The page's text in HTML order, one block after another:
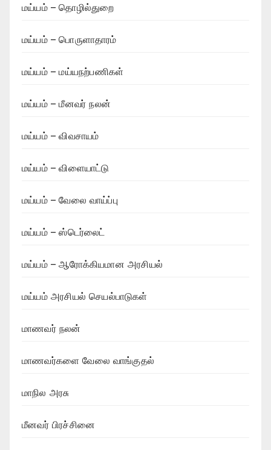
மய்யம் – தொழில்துறை
மய்யம் – பொருளாதாரம்
மய்யம் – மய்யநற்பணிகள்
மய்யம் – மீனவர் நலன்
மய்யம் – விவசாயம்
மய்யம் – விளையாட்டு
மய்யம் – வேலை வாய்ப்பு
மய்யம் – ஸ்டெர்லைட்
மய்யம் – ஆரோக்கியமான அரசியல்
மய்யம் அரசியல் செயல்பாடுகள்
மாணவர் நலன்
மாணவர்களை வேலை வாங்குதல்
மாநில அரசு
மீனவர் பிரச்சினை